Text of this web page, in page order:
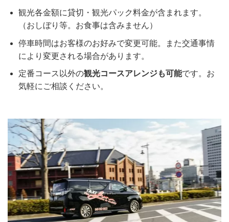
観光各金額に貸切・観光パック料金が含まれます。
（おしぼり等。お食事は含みません）
停車時間はお客様のお好みで変更可能。また交通事情
により変更される場合があります。
定番コース以外の観光コースアレンジも可能です。お
気軽にご相談ください。